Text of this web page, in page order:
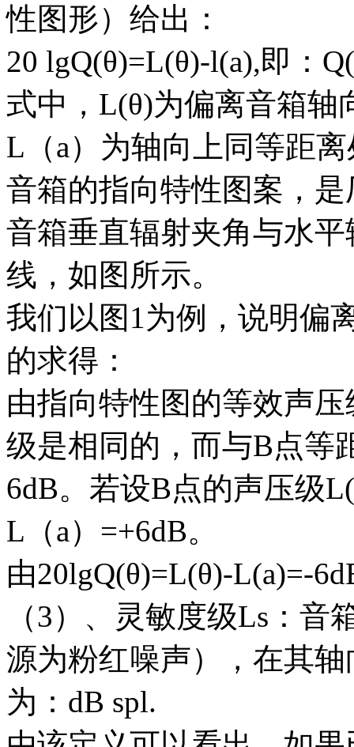
性图形）给出：
20 lgQ(θ)=L(θ)-l(a),即：
式中，L(θ)为偏离音箱轴
L（a）为轴向上同等距
音箱的指向特性图案，
音箱垂直辐射夹角与水
线，如图所示。
我们以图1为例，说明偏
的求得：
由指向特性图的等效声
级是相同的，而与B点等
6dB。若设B点的声压级
L（a）=+6dB。
由20lgQ(θ)=L(θ)-
（3）、灵敏度级Ls：
源为粉红噪声），在其
为：dB spl.